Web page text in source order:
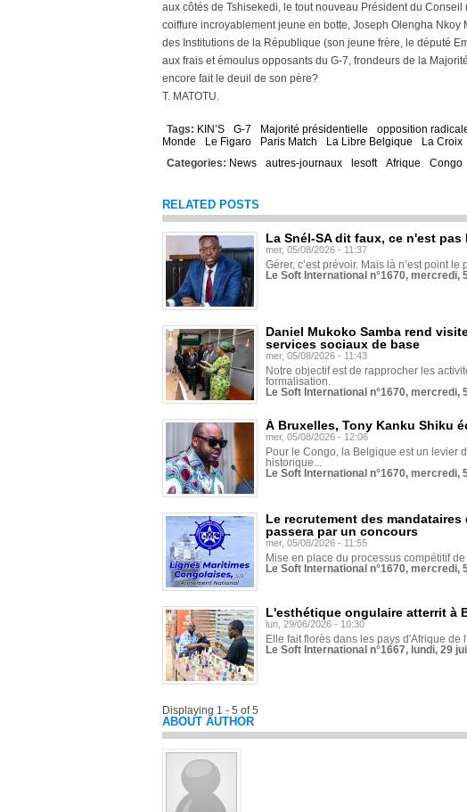
aux côtés de Tshisekedi, le tout nouveau Président du
coiffure incroyablement jeune en botte, Joseph Olengha
des Institutions de la République (son jeune frère, le député
aux frais et émoulus opposants du G-7, frondeurs de la
encore fait le deuil de son père?
T. MATOTU.
Tags: KIN’S G-7 Majorité présidentielle opposition
Monde
Le Figaro Paris Match La Libre Belgique
La Croix
Categories: News autres-journaux lesoft Afrique Congo
RELATED POSTS
La Snél-SA dit faux, ce n'est
mer, 05/08/2026 - 11:37
Gérer, c’est prévoir. Mais là n’est point
Le Soft International n°1670,
Daniel Mukoko Samba rend
services sociaux de base
mer, 05/08/2026 - 11:43
Notre objectif est de rapprocher les
formalisation.
Le Soft International n°1670,
À Bruxelles, Tony Kanku Shiku
mer, 05/08/2026 - 12:06
Pour le Congo, la Belgique est un levier
historique...
Le Soft International n°1670,
Le recrutement des
passera par un concours
mer, 05/08/2026 - 11:55
Mise en place du processus compétitif
Le Soft International n°1670,
L'esthétique ongulaire atterrit à
lun, 29/06/2026 - 10:30
Elle fait florès dans les pays d'Afrique de
Le Soft International n°1667, lundi, 29
Displaying 1 - 5 of 5
ABOUT AUTHOR